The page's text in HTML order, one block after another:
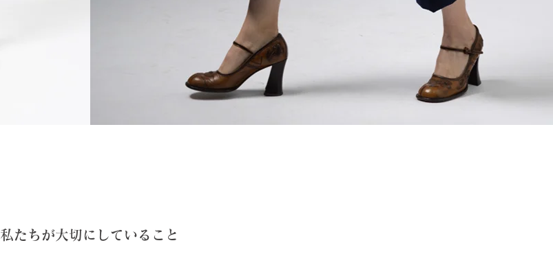
私たちが大切にしていること